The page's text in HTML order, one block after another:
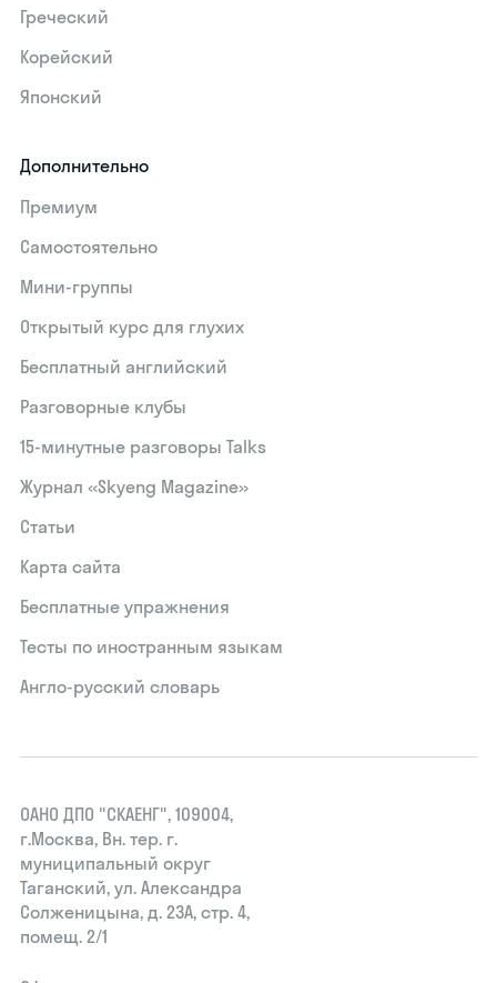
Греческий
Корейский
Японский
Дополнительно
Премиум
Самостоятельно
Мини-группы
Открытый курс для глухих
Бесплатный английский
Разговорные клубы
15‑минутные разговоры Talks
Журнал «Skyeng Magazine»
Статьи
Карта сайта
Бесплатные упражнения
Тесты по иностранным языкам
Англо-русский словарь
ОАНО ДПО "СКАЕНГ", 109004,
г.Москва, Вн. тер. г.
муниципальный округ
Таганский, ул. Александра
Солженицына, д. 23А, стр. 4,
помещ. 2/1